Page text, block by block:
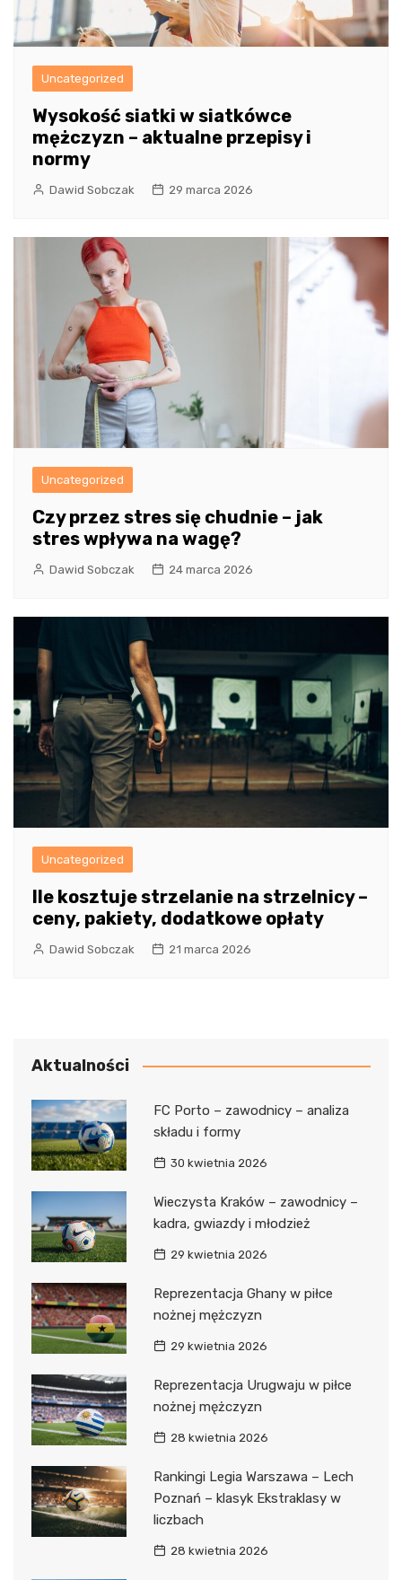
Uncategorized
Wysokość siatki w siatkówce
mężczyzn – aktualne przepisy i
normy
Dawid Sobczak 29 marca 2026
Uncategorized
Czy przez stres się chudnie – jak
stres wpływa na wagę?
Dawid Sobczak 24 marca 2026
Uncategorized
Ile kosztuje strzelanie na strzelnicy –
ceny, pakiety, dodatkowe opłaty
Dawid Sobczak 21 marca 2026
Aktualności
FC Porto – zawodnicy – analiza
składu i formy
30 kwietnia 2026
Wieczysta Kraków – zawodnicy –
kadra, gwiazdy i młodzież
29 kwietnia 2026
Reprezentacja Ghany w piłce
nożnej mężczyzn
29 kwietnia 2026
Reprezentacja Urugwaju w piłce
nożnej mężczyzn
28 kwietnia 2026
Rankingi Legia Warszawa – Lech
Poznań – klasyk Ekstraklasy w
liczbach
28 kwietnia 2026